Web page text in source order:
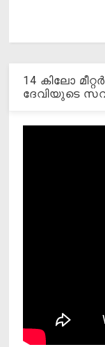
14 കിലോ
ദേവിയുടെ